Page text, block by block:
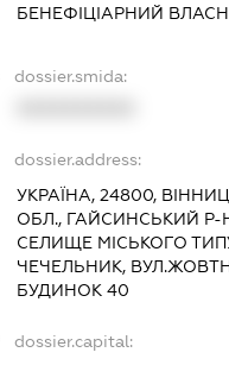
БЕНЕФІЦІАРНИЙ
dossier.smida:
dossier.address:
УКРАЇНА, 24800,
ОБЛ., ГАЙСИНСЬКИЙ Р-
СЕЛИЩЕ МІСЬКОГО
ЧЕЧЕЛЬНИК,
БУДИНОК 40
dossier.capital: